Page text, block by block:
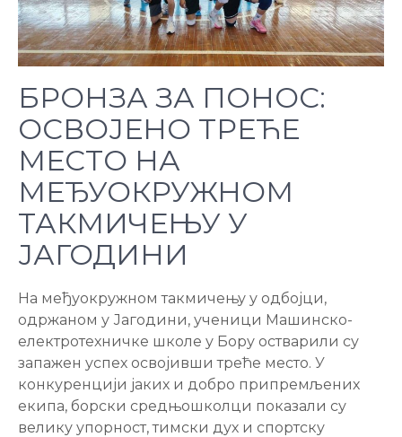
БРОНЗА ЗА ПОНОС:
ОСВОЈЕНО ТРЕЋЕ
МЕСТО НА
МЕЂУОКРУЖНОМ
ТАКМИЧЕЊУ У
ЈАГОДИНИ
На међуокружном такмичењу у одбојци,
одржаном у Јагодини, ученици Машинско-
електротехничке школе у Бору остварили су
запажен успех освојивши треће место. У
конкуренцији јаких и добро припремљених
екипа, борски средњошколци показали су
велику упорност, тимски дух и спортску